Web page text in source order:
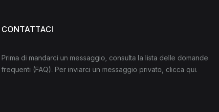
CONTATTACI
Prima di mandarci un messaggio, consulta la lista delle domande
frequenti (FAQ). Per inviarci un messaggio privato, clicca qui.